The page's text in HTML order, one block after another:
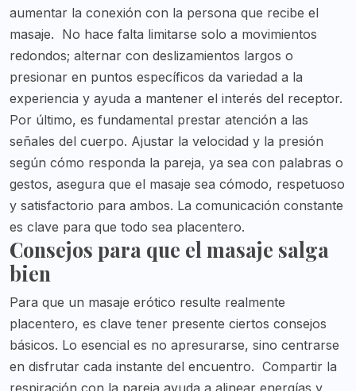
aumentar la conexión con la persona que recibe el
masaje. No hace falta limitarse solo a movimientos
redondos; alternar con deslizamientos largos o
presionar en puntos específicos da variedad a la
experiencia y ayuda a mantener el interés del receptor.
Por último, es fundamental prestar atención a las
señales del cuerpo. Ajustar la velocidad y la presión
según cómo responda la pareja, ya sea con palabras o
gestos, asegura que el masaje sea cómodo, respetuoso
y satisfactorio para ambos. La comunicación constante
es clave para que todo sea placentero.
Consejos para que el masaje salga
bien
Para que un masaje erótico resulte realmente
placentero, es clave tener presente ciertos consejos
básicos. Lo esencial es no apresurarse, sino centrarse
en disfrutar cada instante del encuentro. Compartir la
respiración con la pareja ayuda a alinear energías y